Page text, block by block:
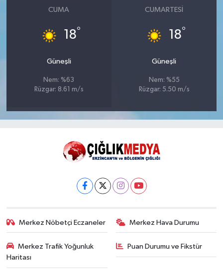
CUMA
18°
Güneşli
Nem: %63
Rüzgar: 8.61 m/s
CUMARTESI
18°
Güneşli
Nem: %55
Rüzgar: 5.50 m/s
Merkez Nöbetçi Eczaneler Merkez Hava Durumu
Merkez Trafik Yoğunluk
Haritası
Puan Durumu ve Fikstür